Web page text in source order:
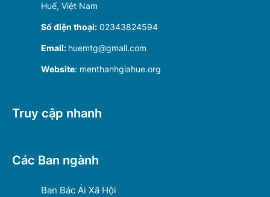
Huế, Việt Nam
Số điện thoại: 02343824594
Email: huemtg@gmail.com
Website: menthanhgiahue.org
Truy cập nhanh
Các Ban ngành
Ban Bác Ái Xã Hội